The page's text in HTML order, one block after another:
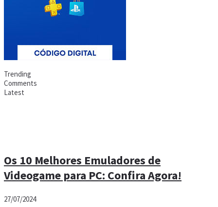
Trending
Comments
Latest
Os 10 Melhores Emuladores de
Videogame para PC: Confira Agora!
27/07/2024